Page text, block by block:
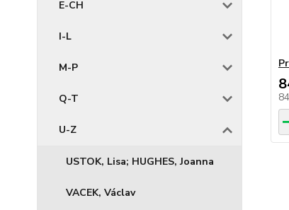
E-CH
I-L
M-P
Q-T
U-Z
USTOK, Lisa; HUGHES, Joanna
VACEK, Václav